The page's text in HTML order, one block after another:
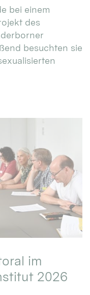
bei einem
des
besuchten sie
im
2026